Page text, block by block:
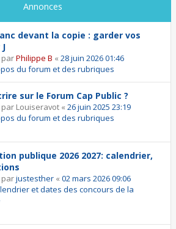
Annonces
devant la copie : garder vos
parPhilippe B « 28 juin 2026 01:46
du forum et des rubriques
sur le Forum Cap Public ?
par Louiseravot « 26 juin 2025 23:19
du forum et des rubriques
publique 2026 2027: calendrier,
parjustesther « 02 mars 2026 09:06
et dates des concours de la